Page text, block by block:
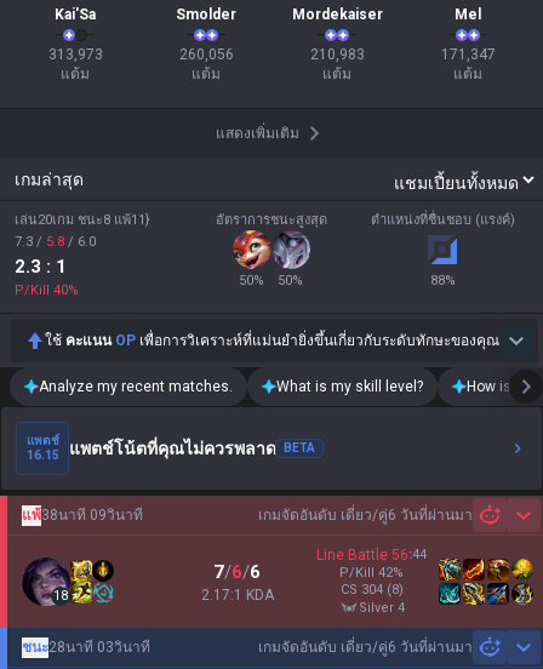
Kai'Sa
313,973
แต้ม
Smolder
260,056
แต้ม
Mordekaiser
210,983
แต้ม
Mel
171,347
แต้ม
แสดงเพิ่มเติม
เกมล่าสุด
เล่น20เกม ชนะ8 แพ้11}
7.3 / 5.8 / 6.0
2.3 : 1
P/Kill 40%
อัตราการชนะสูงสุด
50% 50%
ตำแหน่งที่ชื่นชอบ (แรงค์)
88%
ใช้ คะแนน OP เพื่อการวิเคราะห์ที่แม่นยำยิ่งขึ้นเกี่ยวกับระดับทักษะของคุณ
Analyze my recent matches. What is my skill level? How is my
แพตช์
16.15
แพตช์โน้ตที่คุณไม่ควรพลาด BETA
เกมจัดอันดับ เดี่ยว/คู่6 วันที่ผ่านมา
แพ้38นาที 09วินาที
18
7/6/6
2.17:1 KDA
Line Battle 56:44
P/Kill 42%
CS 304 (8)
silver 4
เกมจัดอันดับ เดี่ยว/คู่6 วันที่ผ่านมา
ชนะ28นาที 03วินาที